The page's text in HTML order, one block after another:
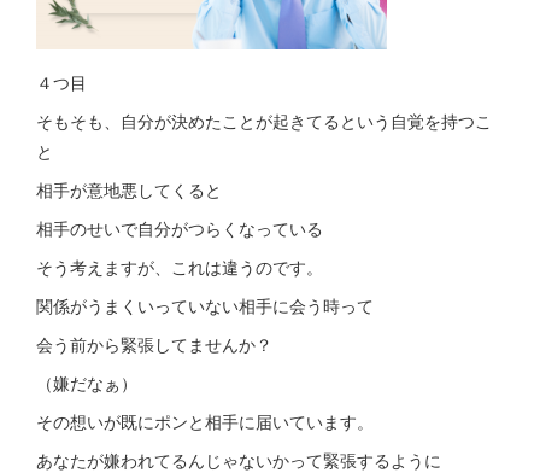
４つ目
そもそも、自分が決めたことが起きてるという自覚を持つこ
と
相手が意地悪してくると
相手のせいで自分がつらくなっている
そう考えますが、これは違うのです。
関係がうまくいっていない相手に会う時って
会う前から緊張してませんか？
（嫌だなぁ）
その想いが既にポンと相手に届いています。
あなたが嫌われてるんじゃないかって緊張するように